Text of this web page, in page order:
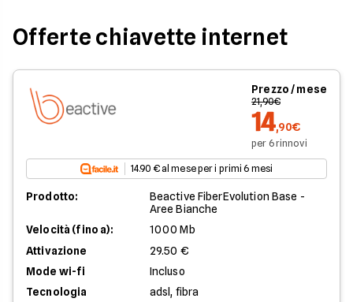
Offerte chiavette internet
Prezzo / mese
21,90€
14,90€
per 6 rinnovi
14.90 € al mese per i primi 6 mesi
Prodotto:
Beactive FiberEvolution Base -
Aree Bianche
Velocità (fino a):
1000 Mb
Attivazione
29.50 €
Mode wi-fi
Incluso
Tecnologia
adsl, fibra